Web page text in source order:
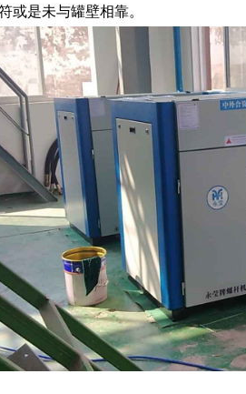
符或是未与罐壁相靠。